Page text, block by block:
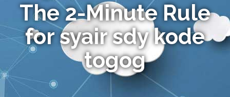
The 2-Minute Rule
for syair sdy kode
togog